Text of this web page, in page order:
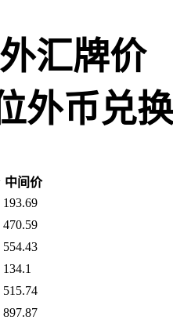
汇牌价
外币兑
中间价
193.69
470.59
554.43
134.1
515.74
897.87